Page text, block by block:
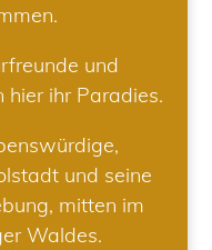
und
hier ihr Paradies.
und seine
mitten im
Waldes.